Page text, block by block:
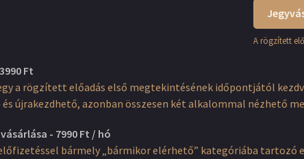
A rögzített
Ft
a rögzített előadás első megtekintésének időpontjától
újrakezdhető, azonban összesen két alkalommal nézhető
- 7990 Ft / hó
bármely „bármikor elérhető” kategóriába